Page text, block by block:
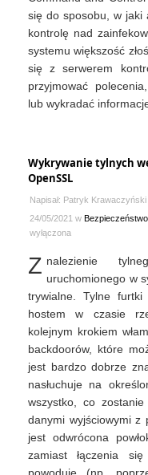
się do sposobu, w jaki
kontrolę nad
systemu większość
się z serwerem
przyjmować
lub wykradać
Wykrywanie tylnych
OpenSSL
Napisał: Patryk Krawaczyński
24/05/2021 w Bezpieczeństwo
wyłączona
Z nalezienie
uruchomionego w
trywialne. Tylne
hostem w czasie
kolejnym krokiem
backdoorów, które
jest bardzo dobrze
nasłuchuje na
wszystko, co
danymi wyjściowymi z
jest odwrócona
zamiast łączenia